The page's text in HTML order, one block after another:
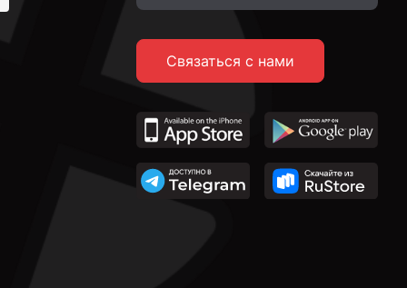
Связаться с нами